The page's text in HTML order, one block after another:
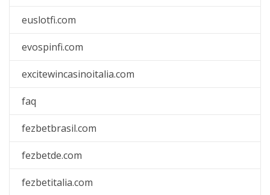
euslotfi.com
evospinfi.com
excitewincasinoitalia.com
faq
fezbetbrasil.com
fezbetde.com
fezbetitalia.com